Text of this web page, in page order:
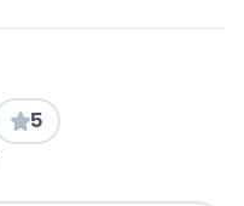
5